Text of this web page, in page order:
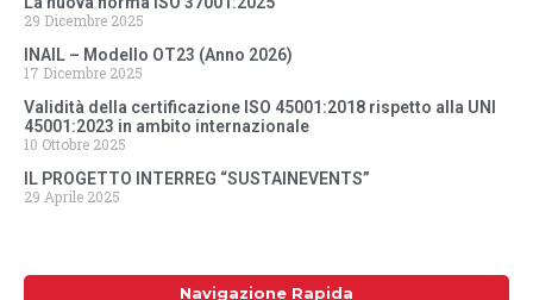
29 Dicembre 2025
INAIL – Modello OT23 (Anno 2026)
17 Dicembre 2025
Validità della certificazione ISO 45001:2018 rispetto alla UNI
45001:2023 in ambito internazionale
10 Ottobre 2025
IL PROGETTO INTERREG “SUSTAINEVENTS”
29 Aprile 2025
Navigazione Rapida